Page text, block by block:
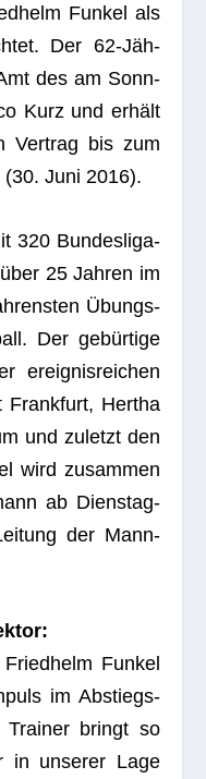
Fun­kel als
Der 62-Jäh­
des am Sonn­
Kurz und erhält
Ver­trag bis zum
Juni 2016).
320 Bun­des­li­ga­
25 Jah­ren im
Übungs­
Der gebür­tige
ereig­nis­rei­chen
Frank­furt, Her­tha
und zuletzt den
wird zusam­men
ab Diens­tag­
der Mann­
Fun­kel
im Abstiegs­
bringt so
in unse­rer Lage